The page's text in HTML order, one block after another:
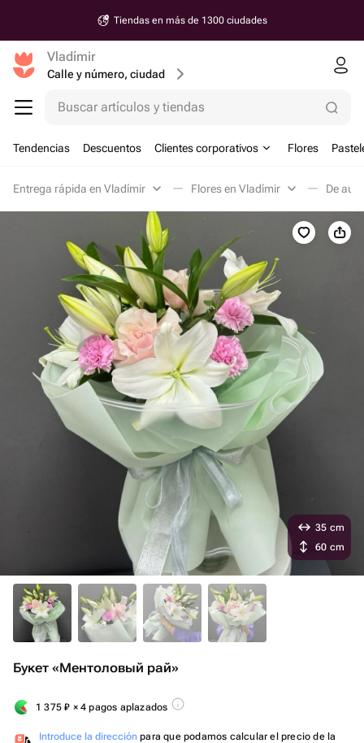
Tiendas en más de 1300 ciudades
Vladímir
Calle y número, ciudad
Buscar artículos y tiendas
Tendencias Descuentos Clientes corporativos Flores
Entrega rápida en Vladímir Flores en Vladímir De
Букет «Ментоловый рай»
1 375₽ × 4 pagos aplazados
Introduce la dirección para que podamos calcular el precio de la
35 cm
60 cm